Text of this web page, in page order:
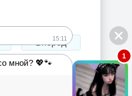
Вперед
15:11
мной? 💖🐾 1